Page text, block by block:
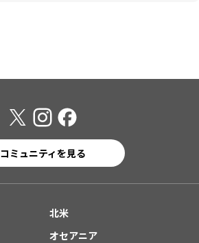
コミュニティを見る
北米
オセアニア